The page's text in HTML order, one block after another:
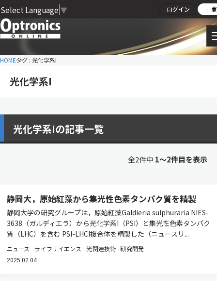
Select Language ▼ ログイン
HOMEタグ : 光化学系I
光化学系I
光化学系Iの記事一覧
全2件中 1〜2件目を表示
静岡大，原始紅藻から集光性色素タンパク質を精製
静岡大学の研究グループは，原始紅藻Galdieria sulphuraria NIES-
3638（ガルディエラ）から光化学系I（PSI）と集光性色素タンパク
質（LHC）を含む PSI-LHCI複合体を精製した（ニュースリ...
ニュース ライフサイエンス 光関連技術 研究開発
2025.02.04